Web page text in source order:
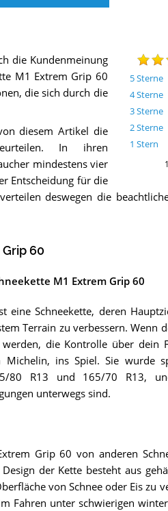
5Sterne
4Sterne
3Sterne
2Sterne
1 Stern
die Kundenmeinung
M1 Extrem Grip 60
die sich durch die
diesem Artikel die
In ihren
mindestens vier
Entscheidung für die
deswegen die
60
M1 Extrem Grip 60
eine Schneekette, deren
Terrain zu verbessern. Wenn
die Kontrolle über dein
ins Spiel. Sie wurde
80 R13 und 165/70 R13,
unterwegs sind.
Grip 60 von anderen
der Kette besteht aus
von Schnee oder Eis zu
Fahren unter schwierigen